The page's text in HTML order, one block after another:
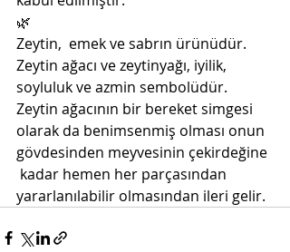
🌿
Zeytin,  emek ve sabrın ürünüdür.
Zeytin ağacı ve zeytinyağı, iyilik,
soyluluk ve azmin sembolüdür.
Zeytin ağacının bir bereket simgesi
olarak da benimsenmiş olması onun
gövdesinden meyvesinin çekirdeğine
kadar hemen her parçasından
yararlanılabilir olmasından ileri gelir.